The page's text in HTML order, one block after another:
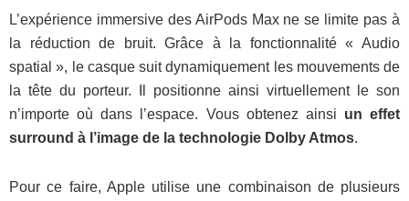
L’expérience immersive des AirPods Max ne se limite pas à
la réduction de bruit. Grâce à la fonctionnalité « Audio
spatial », le casque suit dynamiquement les mouvements de
la tête du porteur. Il positionne ainsi virtuellement le son
n’importe où dans l’espace. Vous obtenez ainsi un effet
surround à l’image de la technologie Dolby Atmos.
Pour ce faire, Apple utilise une combinaison de plusieurs